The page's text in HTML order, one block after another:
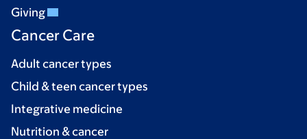
Giving
Cancer Care
Adult cancer types
Child & teen cancer types
Integrative medicine
Nutrition & cancer